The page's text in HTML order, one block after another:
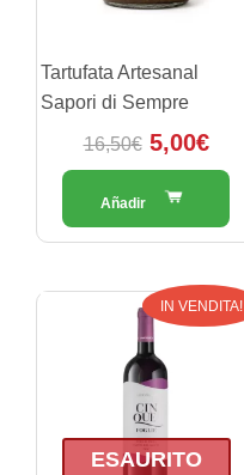
Tartufata Artesanal
Sapori di Sempre
16,50€ 5,00€
IN VENDITA!
ESAURITO
Il
prezzo
originale
era:
8,50€.
Il